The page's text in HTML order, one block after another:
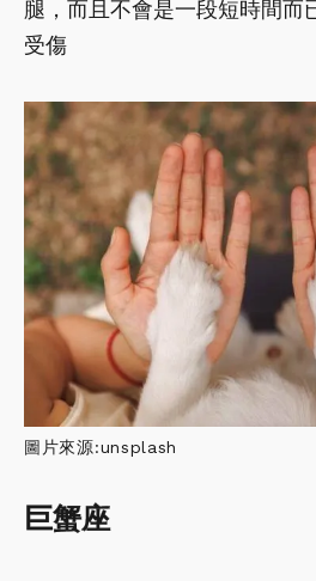
腿，而且不會是一段短時間而
受傷
圖片來源:unsplash
巨蟹座